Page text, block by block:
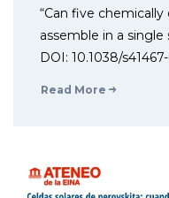
“Can five
assemble in a single
DOI: 10.1038/
Read More